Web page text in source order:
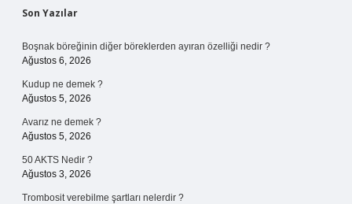
Sidebar
Son Yazılar
Boşnak böreğinin diğer böreklerden ayıran özelliği nedir ?
Ağustos 6, 2026
Kudup ne demek ?
Ağustos 5, 2026
Avarız ne demek ?
Ağustos 5, 2026
50 AKTS Nedir ?
Ağustos 3, 2026
Trombosit verebilme şartları nelerdir ?